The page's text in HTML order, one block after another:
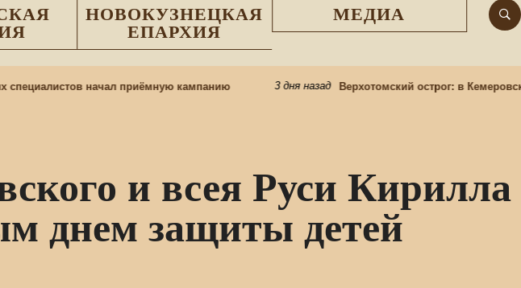
НОВОКУЗНЕЦКАЯ
ЕПАРХИЯ
МЕДИА
начал приёмную кампанию 3 дня назад Верхотомский острог: в
и всея Руси Кирилла
днем защиты детей